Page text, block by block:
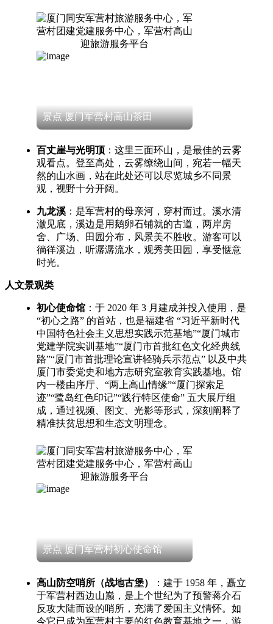
景点 厦门军营村高山茶田
百丈崖与光明顶 ：这里三面环山，是最佳的云雾
观看点。登至高处，云雾缭绕山间，宛若一幅天
然的山水画，站在此处还可以尽览城乡不同景
观，视野十分开阔。
九龙溪 ：是军营村的母亲河，穿村而过。溪水清
澈见底，溪边是用鹅卵石铺就的古道，两岸房
舍、广场、田园分布，风景美不胜收。游客可以
徜徉溪边，听潺潺流水，观秀美田园，享受惬意
时光。
人文景观类
初心使命馆 ：于 2020 年 3 月建成并投入使用，是
“初心之路” 的首站，也是福建省 “习近平新时代
中国特色社会主义思想实践示范基地”“厦门城市
党建学院实训基地”“厦门市首批红色文化经典线
路”“厦门市首批理论宣讲轻骑兵示范点” 以及中共
厦门市委党史和地方志研究室教育实践基地。馆
内一楼由序厅、“两上高山情缘”“厦门探索足
迹”“鹭岛红色印记”“践行特区使命” 五大展厅组
成，通过视频、图文、光影等形式，深刻阐释了
精准扶贫思想和生态文明理念。
景点 厦门军营村初心使命馆
高山防空哨所（战地古堡）
：建于 1958 年，矗立
于军营村西边山巅，是上个世纪为了预警蒋介石
反攻大陆而设的哨所，充满了爱国主义情怀。如
今它已成为军营村主要的红色教育基地之一，游